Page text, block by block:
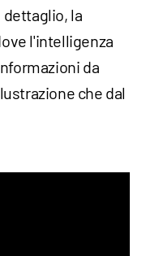
la
l'intelligenza
da
che dal